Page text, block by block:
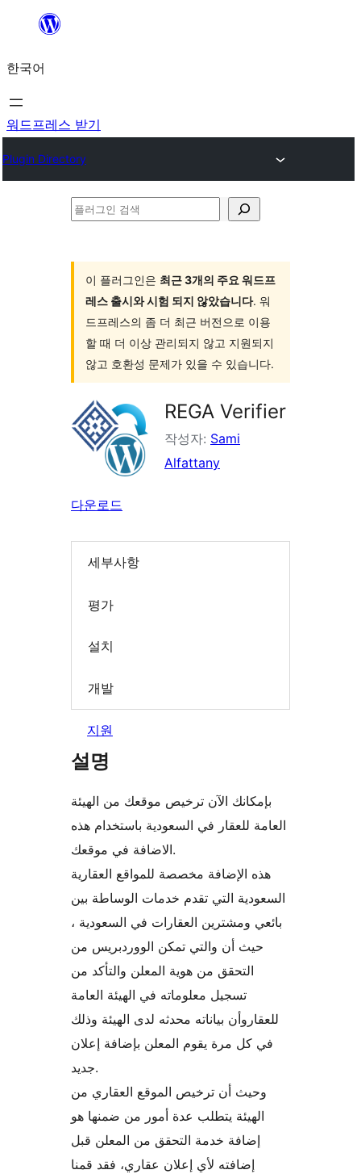
츠
로
바
가
한국어
워드프레스 받기
Plugin Directory
플
이 플러그인은 최근 3개의 주요 워드프
레스 출시와 시험 되지 않았습니다. 워
드프레스의 좀 더 최근 버전으로 이용
할 때 더 이상 관리되지 않고 지원되지
않고 호환성 문제가 있을 수 있습니다.
REGA Verifier
작성자: Sami
Alfattany
다운로드
세부사항
평가
설치
개발
지원
설명
بإمكانك الآن ترخيص موقعك من الهيئة
العامة للعقار في السعودية باستخدام هذه
الاضافة في موقعك.
هذه الإضافة مخصصة للمواقع العقارية
السعودية التي تقدم خدمات الوساطة بين
بائعي ومشترين العقارات في السعودية ،
حيث أن والتي تمكن الووردبريس من
التحقق من هوية المعلن والتأكد من
تسجيل معلوماته في الهيئة العامة
للعقاروأن بياناته محدثه لدى الهيئة وذلك
في كل مرة يقوم المعلن بإضافة إعلان
جديد.
وحيث أن ترخيص الموقع العقاري من
الهيئة يتطلب عدة أمور من ضمنها هو
إضافة خدمة التحقق من المعلن قبل
إضافته لأي إعلان عقاري، فقد قمنا